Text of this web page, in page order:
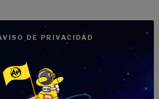
books to watching
to stay home tonight.
to travel by car than
DE PRIVACIDAD